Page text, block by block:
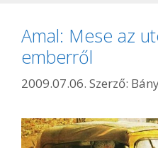
Amal: Mese az
emberről
2009.07.06. Szerző: